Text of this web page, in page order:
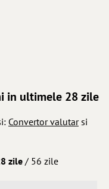
in ultimele 28 zile
Convertor valutarsi
zile/ 56 zile